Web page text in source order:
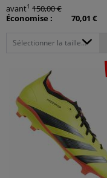
avant1 150,00 €
Économise :
70,01 €
Sélectionner la taille...